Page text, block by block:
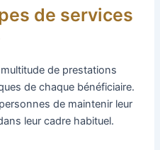
de services
de prestations
de chaque bénéficiaire.
de maintenir leur
leur cadre habituel.